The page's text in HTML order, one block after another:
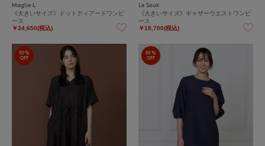
Maglie L
《大きいサイズ》ドットティアードワンピ
ース
￥34,650(税込)
Le Souk
《大きいサイズ》ギャザーウエストワンピ
ース
￥18,700(税込)
50%
OFF
50%
OFF